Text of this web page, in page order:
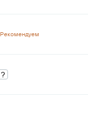
Рекомендуем
?